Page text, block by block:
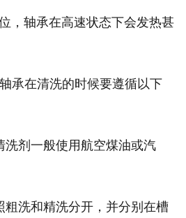
，轴承在高速状态下会发热甚
在清洗的时候要遵循以下
剂一般使用航空煤油或汽
洗和精洗分开，并分别在槽